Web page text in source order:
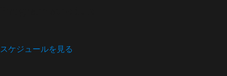
スケジュールを見る